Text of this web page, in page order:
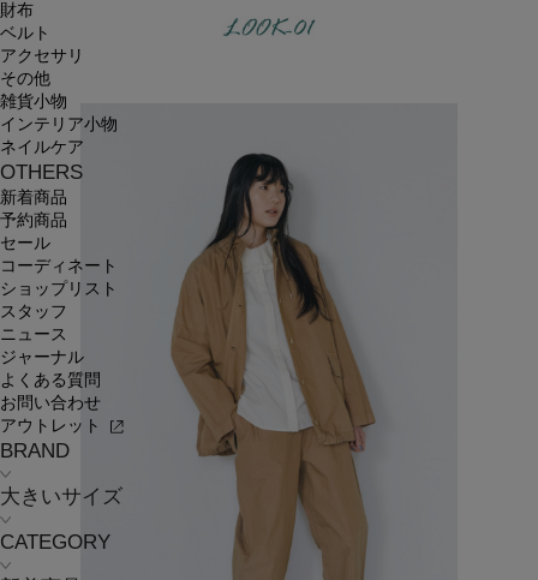
財布
ベルト
アクセサリ
その他
雑貨小物
インテリア小物
ネイルケア
OTHERS
新着商品
予約商品
セール
コーディネート
ショップリスト
スタッフ
ニュース
ジャーナル
よくある質問
お問い合わせ
アウトレット
BRAND
大きいサイズ
CATEGORY